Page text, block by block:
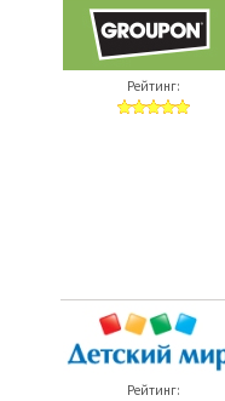
Рейтинг:
Рейтинг: